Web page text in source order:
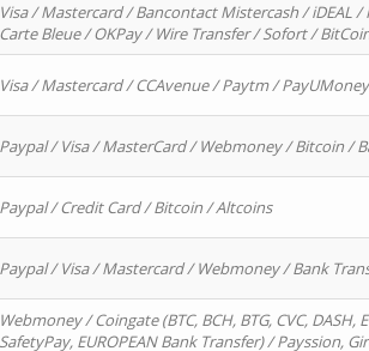
Visa / Mastercard / Bancontact Mistercash / iDEAL
Carte Bleue / OKPay / Wire Transfer / Sofort /
Visa / Mastercard / CCAvenue / Paytm /
Paypal / Visa / MasterCard / Webmoney / Bitcoin /
Paypal / Credit Card / Bitcoin / Altcoins
Paypal / Visa / Mastercard / Webmoney / Bank
Webmoney / Coingate (BTC, BCH, BTG, CVC, DASH,
SafetyPay, EUROPEAN Bank Transfer) / Payssion,